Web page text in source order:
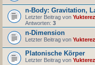
n-Body: Gravitation,
Letzter Beitrag von Yukterez
Antworten: 3
n-Dimension
Letzter Beitrag von Yukterez
Platonische Körper
Letzter Beitrag von Yukterez